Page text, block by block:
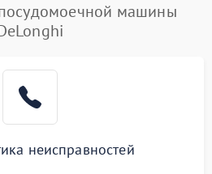
машины
неисправностей